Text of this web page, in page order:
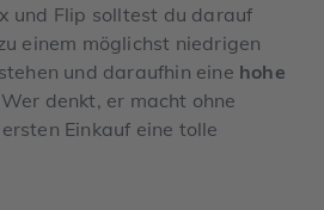
und Flip solltest du darauf
einem möglichst niedrigen
und daraufhin eine hohe
Wer denkt, er macht ohne
Einkauf eine tolle